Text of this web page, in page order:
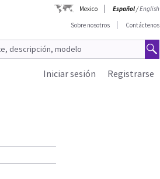
Mexico Español/English
Sobre nosotros
Contáctenos
Registrarse
Iniciar sesión